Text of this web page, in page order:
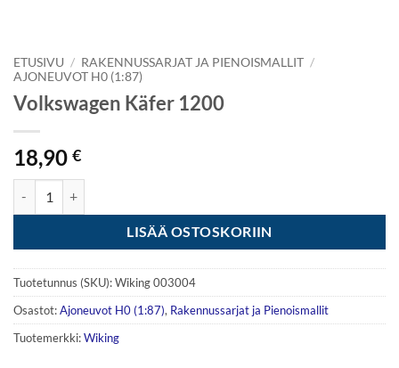
ETUSIVU / RAKENNUSSARJAT JA PIENOISMALLIT /
AJONEUVOT H0 (1:87)
Volkswagen Käfer 1200
18,90 €
LISÄÄ OSTOSKORIIN
Tuotetunnus (SKU):Wiking 003004
Osastot:Ajoneuvot H0 (1:87), Rakennussarjat ja Pienoismallit
Tuotemerkki:Wiking